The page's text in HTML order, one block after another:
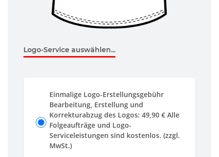
Logo-Service auswählen...
Einmalige Logo-Erstellungsgebühr
Bearbeitung, Erstellung und
Korrekturabzug des Logos: 49,90 € Alle
Folgeaufträge und Logo-
Serviceleistungen sind kostenlos. (zzgl.
MwSt.)